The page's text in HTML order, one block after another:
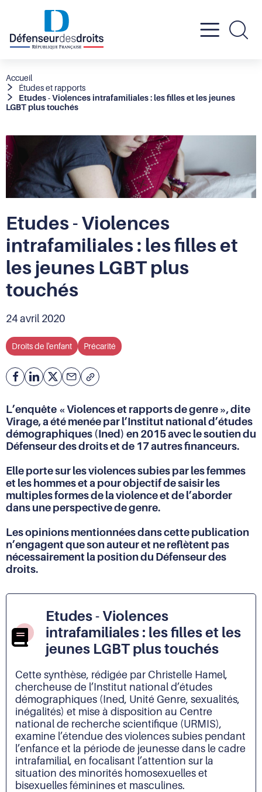
menu
Fil
d'Ariane
Accueil
Études et rapports
Etudes - Violences intrafamiliales : les filles et les jeunes
LGBT plus touchés
Etudes - Violences
intrafamiliales : les filles et
les jeunes LGBT plus
touchés
24 avril 2020
Droits de l'enfant Précarité
Facebook
Partager
Linkedin
Partager
X
Courriel
Copier
la
page
(URL)
dans
presse-
papier
L’enquête « Violences et rapports de genre », dite
Virage, a été menée par l’Institut national d’études
démographiques (Ined) en 2015 avec le soutien du
Défenseur des droits et de 17 autres financeurs.
Elle porte sur les violences subies par les femmes
et les hommes et a pour objectif de saisir les
multiples formes de la violence et de l’aborder
dans une perspective de genre.
Les opinions mentionnées dans cette publication
n’engagent que son auteur et ne reflètent pas
nécessairement la position du Défenseur des
droits.
Etudes - Violences
intrafamiliales : les filles et les
jeunes LGBT plus touchés
Cette synthèse, rédigée par Christelle Hamel,
chercheuse de l’Institut national d’études
démographiques (Ined, Unité Genre, sexualités,
inégalités) et mise à disposition au Centre
national de recherche scientifique (URMIS),
examine l’étendue des violences subies pendant
l’enfance et la période de jeunesse dans le cadre
intrafamilial, en focalisant l’attention sur la
situation des minorités homosexuelles et
bisexuelles féminines et masculines.